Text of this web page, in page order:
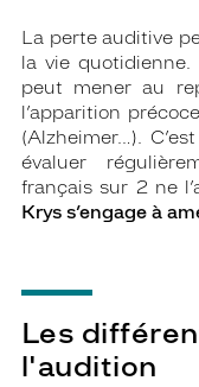
La perte auditive
la vie
peut mener au
l’apparition
(Alzheimer…).
évaluer
français sur 2 ne
Krys s’engage à
Les
l'audition